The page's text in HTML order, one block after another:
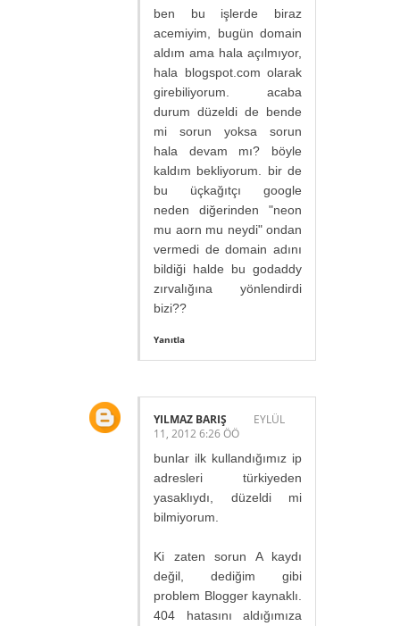
ben bu işlerde biraz
acemiyim, bugün domain
aldım ama hala açılmıyor,
hala blogspot.com olarak
girebiliyorum. acaba
durum düzeldi de bende
mi sorun yoksa sorun
hala devam mı? böyle
kaldım bekliyorum. bir de
bu üçkağıtçı google
neden diğerinden "neon
mu aorn mu neydi" ondan
vermedi de domain adını
bildiği halde bu godaddy
zırvalığına yönlendirdi
bizi??
Yanıtla
YILMAZ BARIŞ
EYLÜL
11, 2012 6:26 ÖÖ
bunlar ilk kullandığımız ip
adresleri türkiyeden
yasaklıydı, düzeldi mi
bilmiyorum.
Ki zaten sorun A kaydı
değil, dediğim gibi
problem Blogger kaynaklı.
404 hatasını aldığımıza